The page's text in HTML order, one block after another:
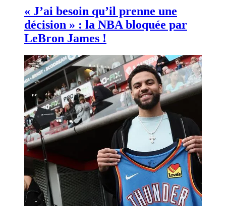
« J’ai besoin qu’il prenne une
décision » : la NBA bloquée par
LeBron James !